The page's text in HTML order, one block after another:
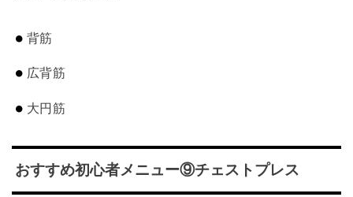
背筋
広背筋
大円筋
おすすめ初心者メニュー⑨チェストプレス